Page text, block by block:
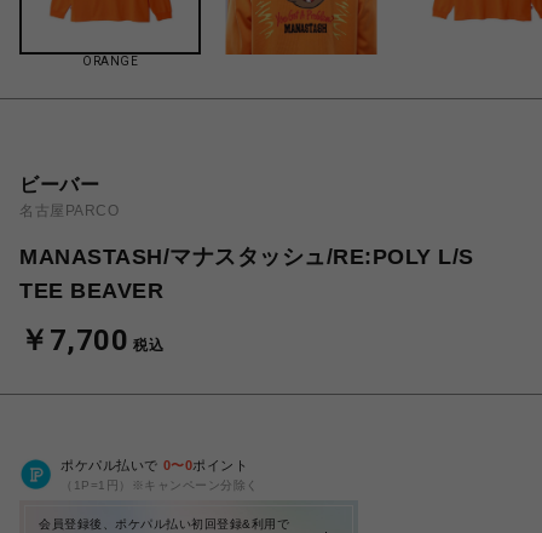
ORANGE
ビーバー
名古屋PARCO
MANASTASH/マナスタッシュ/RE:POLY L/S
TEE BEAVER
￥7,700 税込
ポケパル払いで 0〜0ポイント
（1P=1円）※キャンペーン分除く
会員登録後、ポケパル払い初回登録&利用で